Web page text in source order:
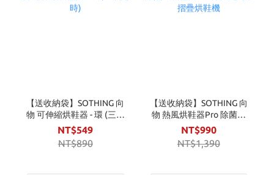
【送收納袋】SOTHING 向
物 可伸縮烘鞋器 - 環 (三段
定時)
NT$549
NT$890
【送收納袋】SOTHING 向
物 熱風烘鞋器Pro 除菌定
時版 摺疊烘鞋機
NT$990
NT$1,390